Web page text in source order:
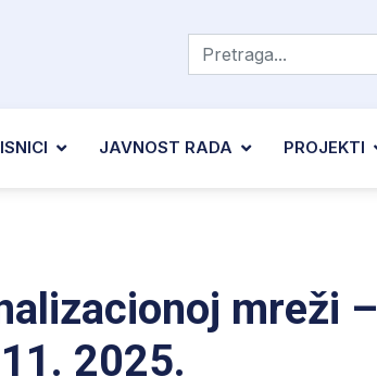
JAVNOST RADA PROJEKTI
mreži –
2025.